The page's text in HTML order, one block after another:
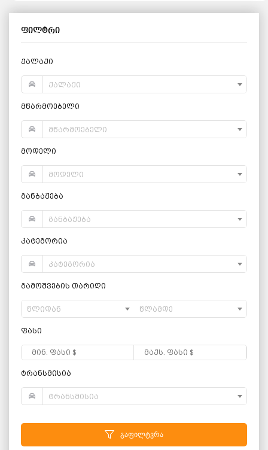
ფილტრი
ქალაქი
ქალაქი
მწარმოებელი
მწარმოებელი
მოდელი
მოდელი
განბაჟება
განბაჟება
კატეგორია
კატეგორია
გამოშვების თარიღი
წლიდან წლამდე
ფასი
ტრანსმისია
ტრანსმისია
გაფილტვრა